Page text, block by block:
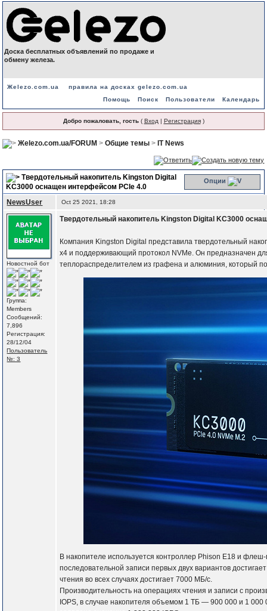
Доска бесплатных объявлений по продаже и
обмену железа.
Жelezo.com.ua
правила на досках gelezo.com.ua
Помощь
Поиск Пользователи Календарь
Добро пожаловать, гость( Вход | Регистрация)
Жelezo.com.ua/FORUM >Общие темы > IT News
Твердотельный накопитель Kingston Digital
KC3000 оснащен интерфейсом PCIe 4.0
Опции
NewsUser Oct 25 2021, 18:28
Новостной бот
Группа:
Members
Сообщений:
7,896
Регистрация:
28/12/04
Пользователь
№: 3
Твердотельный накопитель Kingston Digital KC3000
Компания Kingston Digital представила твердотельный
x4 и поддерживающий протокол NVMe. Он предназначен
теплораспределителем из графена и алюминия, который
В накопителе используется контроллер Phison E18 и
последовательной записи первых двух вариантов
чтения во всех случаях достигает 7000 МБ/с.
Производительность на операциях чтения и записи с
IOPS, в случае накопителя объемом 1 ТБ — 900 000 и 1